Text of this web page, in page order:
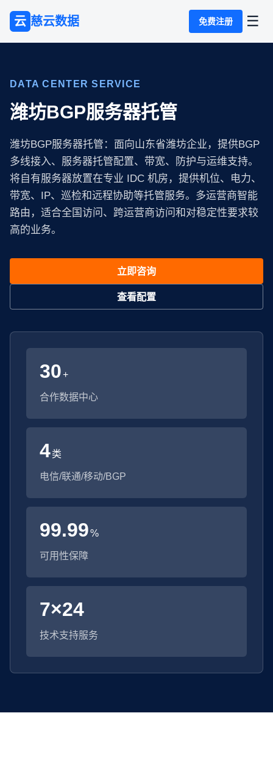
云 慈云数据 免费注册 ☰
DATA CENTER SERVICE
潍坊BGP服务器托管
潍坊BGP服务器托管：面向山东省潍坊企业，提供BGP
多线接入、服务器托管配置、带宽、防护与运维支持。
将自有服务器放置在专业 IDC 机房，提供机位、电力、
带宽、IP、巡检和远程协助等托管服务。多运营商智能
路由，适合全国访问、跨运营商访问和对稳定性要求较
高的业务。
立即咨询
查看配置
30+
合作数据中心
4类
电信/联通/移动/BGP
99.99%
可用性保障
7×24
技术支持服务